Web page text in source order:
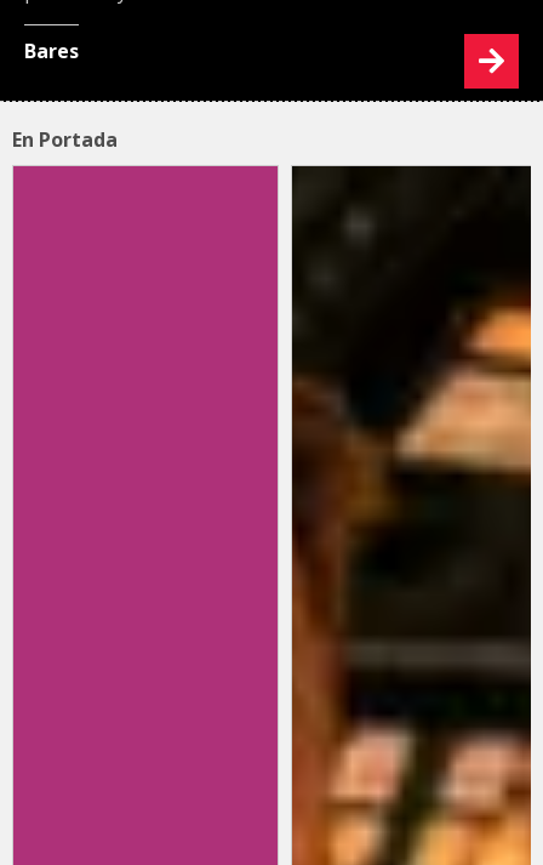
Bares
En Portada